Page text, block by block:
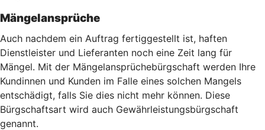
Mängelansprüche
Auch nachdem ein Auftrag fertiggestellt ist, haften
Dienstleister und Lieferanten noch eine Zeit lang für
Mängel. Mit der Mängelansprüchebürgschaft werden Ihre
Kundinnen und Kunden im Falle eines solchen Mangels
entschädigt, falls Sie dies nicht mehr können. Diese
Bürgschaftsart wird auch Gewährleistungsbürgschaft
genannt.